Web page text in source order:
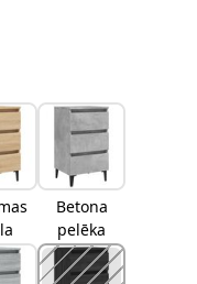
Betona
pelēka